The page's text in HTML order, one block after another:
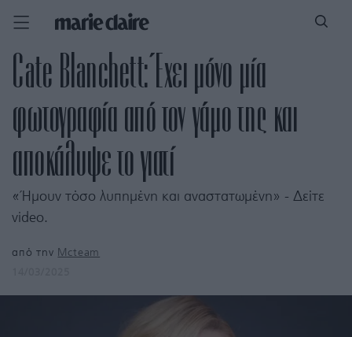
Cate Blanchett: Έχει μόνο μία
φωτογραφία από τον γάμο της και
αποκάλυψε το γιατί
«Ήμουν τόσο λυπημένη και αναστατωμένη» - Δείτε
video.
από την Mcteam